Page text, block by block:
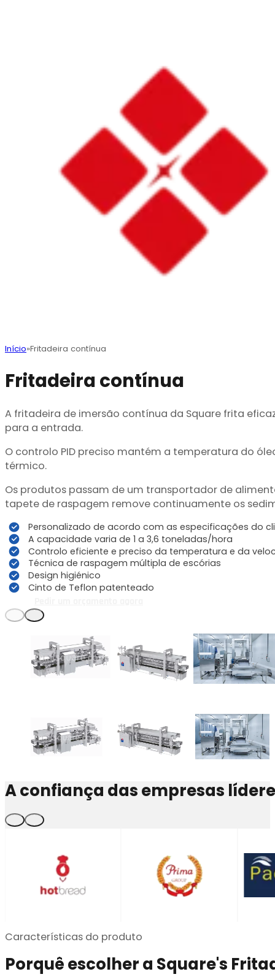
Início Fritadeira contínua
Fritadeira contínua
A fritadeira de imersão contínua da Square frita
para a entrada.
O controlo PID preciso mantém a temperatura do
térmico.
Os produtos passam de um transportador de
tapete de raspagem remove continuamente os
Personalizado de acordo com as especificações do
A capacidade varia de 1 a 3,6 toneladas/hora
Controlo eficiente e preciso da temperatura e da
Técnica de raspagem múltipla de escórias
Design higiénico
Cinto de Teflon patenteado
A confiança das empresas
Características do produto
Porquê escolher a Square's